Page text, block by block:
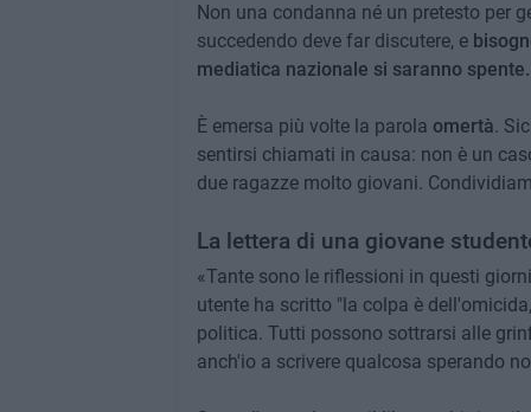
Non una condanna né un pretesto per
succedendo deve far discutere, e
mediatica nazionale si saranno spente.
È emersa più volte la parola omertà.
sentirsi chiamati in causa: non è un
due ragazze molto giovani.
La lettera di una giovane
«Tante sono le riflessioni in questi
utente ha scritto "la colpa è
politica. Tutti possono sottrarsi alle
anch'io a scrivere qualcosa sperando